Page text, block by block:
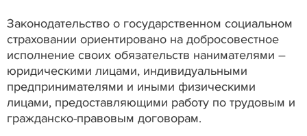
Законодательство о государственном социальном
страховании ориентировано на добросовестное
исполнение своих обязательств нанимателями –
юридическими лицами, индивидуальными
предпринимателями и иными физическими
лицами, предоставляющими работу по трудовым и
гражданско-правовым договорам.